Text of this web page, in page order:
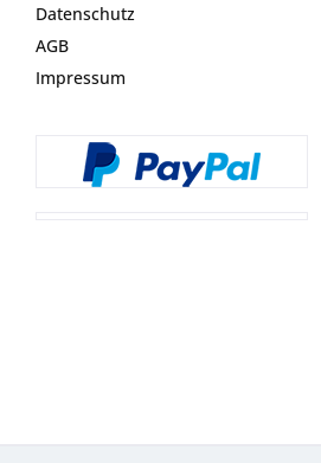
Datenschutz
AGB
Impressum